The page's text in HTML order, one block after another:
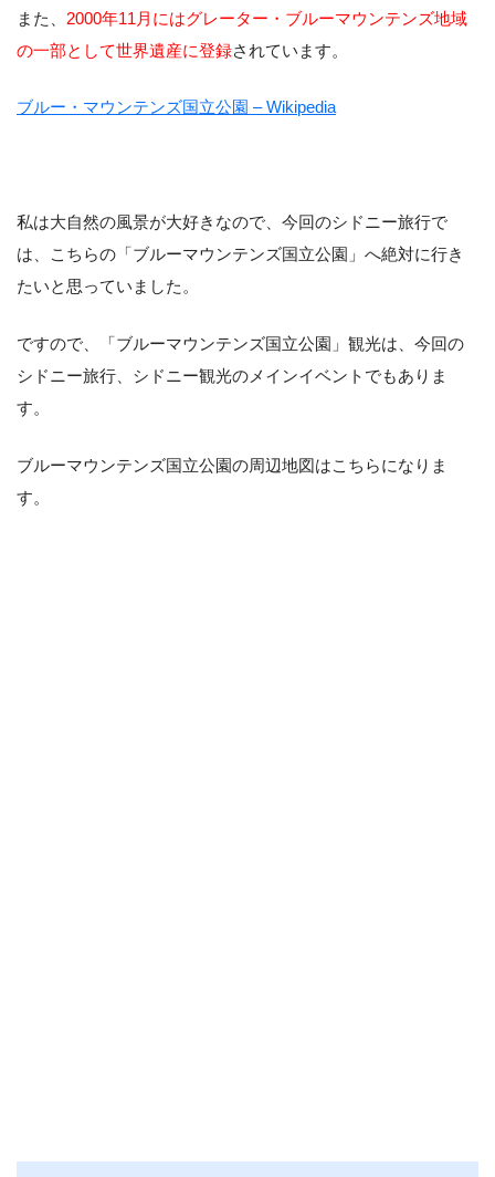
また、 2000年11月にはグレーター・ブルーマウンテンズ地域
の一部として世界遺産に登録されています。
ブルー・マウンテンズ国立公園 – Wikipedia
私は大自然の風景が大好きなので、今回のシドニー旅行で
は、こちらの「ブルーマウンテンズ国立公園」へ絶対に行き
たいと思っていました。
ですので、「ブルーマウンテンズ国立公園」観光は、今回の
シドニー旅行、シドニー観光のメインイベントでもありま
す。
ブルーマウンテンズ国立公園の周辺地図はこちらになりま
す。